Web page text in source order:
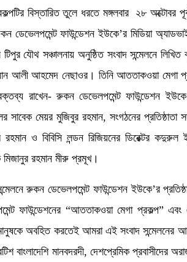
বিস্তারিত তুলে ধরতে মঙ্গলবার ২৮ অক্টোবর
ডেভেলপমেন্ট ফাউন্ডেশন ইউকে’র মিডিয়া
যৌথ সঞ্চালনায় অনুষ্ঠিত সংবাদ সন্মেলনে
আলী আহমেদ নেছাওর। তিনি আততাকওয়া মেগা
রাখেন- রুকন ডেভেলপমেন্ট ফাউন্ডেশন
সাবেক মেয়র মুজিবুর রহমান, সংগঠনের
ও বিবিসি লন্ডন রিজিয়নের ডিরেক্টর কদুরুল
মিজানুর রহমান মীরু প্রমূখ।
রুকন ডেভেলপমেন্ট ফাউন্ডেশন ইউকে’র
ফাউন্ডেশনের “আততাকওয়া মেগা প্রকল্প”
অবহিত করতেই আমরা এই সংবাদ
বাংলাদেশি মানবদরদী, দেশপ্রেমিক